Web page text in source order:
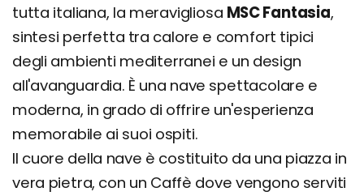
tutta italiana, la meravigliosa MSC Fantasia,
sintesi perfetta tra calore e comfort tipici
degli ambienti mediterranei e un design
all'avanguardia. È una nave spettacolare e
moderna, in grado di offrire un'esperienza
memorabile ai suoi ospiti.
Il cuore della nave è costituito da una piazza in
vera pietra, con un Caffè dove vengono serviti